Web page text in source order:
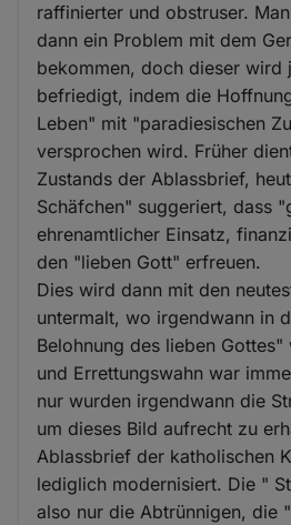
raffinierter und obstruser.
dann ein Problem mit dem
bekommen, doch dieser wird
befriedigt, indem die
Leben" mit "paradiesischen
versprochen wird. Früher
Zustands der Ablassbrief,
Schäfchen" suggeriert, dass
ehrenamtlicher Einsatz,
den "lieben Gott" erfreuen.
Dies wird dann mit den
untermalt, wo irgendwann in
Belohnung des lieben
und Errettungswahn war
nur wurden irgendwann die
um dieses Bild aufrecht zu
Ablassbrief der katholischen
lediglich modernisiert. Die "
also nur die Abtrünnigen, die